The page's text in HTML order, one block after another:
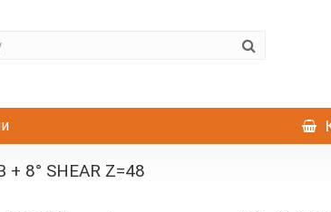
8° SHEAR Z=48